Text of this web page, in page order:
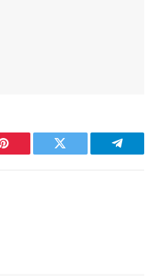
Pinterest Twitter